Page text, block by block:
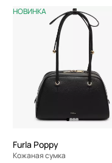
НОВИНКА
Furla Poppy
Кожаная сумка